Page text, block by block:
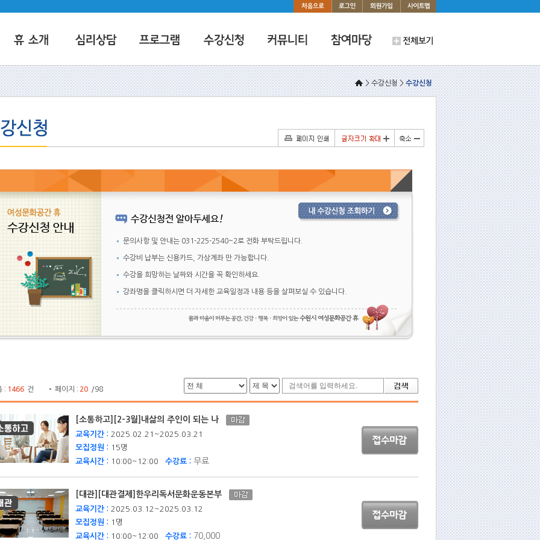
> 수강신청 >수강신청
문의사항 및 안내는 031-225-2540~2로 전화 부탁드립니다.
수강비 납부는 신용카드, 가상계좌 만 가능합니다.
수강을 희망하는 날짜와 시간을 꼭 확인하세요.
강좌명을 클릭하시면 더 자세한 교육일정과 내용 등을 살펴보실 수 있습니다.
: 1466 건 페이지 : 20 /98
[소통하고][2-3월]내삶의 주인이 되는 나
교육기간 : 2025.02.21~2025.03.21
모집정원 : 15명
교육시간 : 10:00~12:00 수강료 : 무료
[대관][대관결제]한우리독서문화운동본부
교육기간 : 2025.03.12~2025.03.12
모집정원 : 1명
교육시간 : 10:00~12:00 수강료 : 70,000